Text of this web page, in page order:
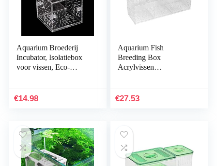
Aquarium Broederij
Incubator, Isolatiebox
voor vissen, Eco-
babygarnalen(10CM*10
€14.98
Aquarium Fish
Breeding Box
Acrylvissen
agressieve, zwangere
€27.53